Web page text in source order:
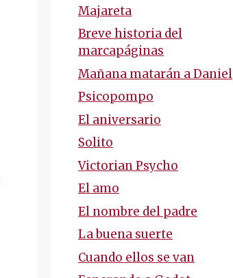
Majareta
Breve historia del
marcapáginas
Mañana matarán a Daniel
Psicopompo
El aniversario
Solito
Victorian Psycho
El amo
El nombre del padre
La buena suerte
Cuando ellos se van